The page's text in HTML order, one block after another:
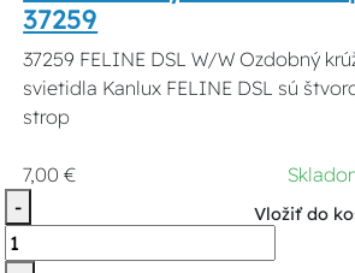
37259
37259 FELINE DSL W/W Ozdobný
svietidla Kanlux FELINE DSL sú
strop
7,00 €
-
Vložiť do